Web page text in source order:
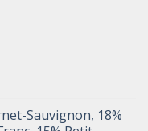
Sauvignon, 18%